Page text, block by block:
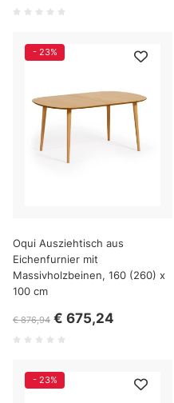
- 23%
Oqui Ausziehtisch aus
Eichenfurnier mit
Massivholzbeinen, 160 (260) x
100 cm
€ 876,94 € 675,24
- 23%